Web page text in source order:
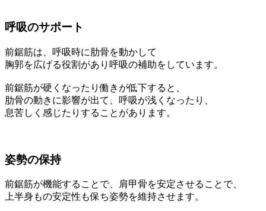
呼吸のサポート
前鋸筋は、呼吸時に肋骨を動かして
胸郭を広げる役割があり呼吸の補助をしています。
前鋸筋が硬くなったり働きが低下すると、
肋骨の動きに影響が出て、呼吸が浅くなったり、
息苦しく感じたりすることがあります。
姿勢の保持
前鋸筋が機能することで、肩甲骨を安定させることで、
上半身もの安定性も保ち姿勢を維持させます。